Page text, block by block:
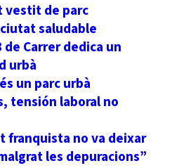
vestit de parc
saludable
de Carrer dedica un
urbà
un parc urbà
tensión laboral no
franquista no va deixar
les depuracions”